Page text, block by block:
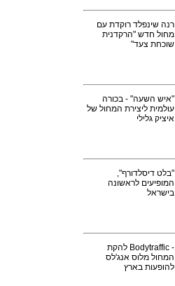
רנה שינפלד רוקדת עם
מחול חדש "הרקדנית
שוכחת צעד"
"איש השעה" - בכורה
עולמית ליצירת המחול של
איציק גלילי
"בלט דיסלדורף",
המופיעים לראשונה
בישראל
- Bodytraffic להקת
המחול מלוס אנג'לס
להופעות בארץ